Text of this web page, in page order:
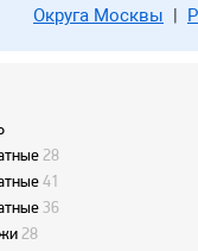
Округа Москвы |
28
41
36
28